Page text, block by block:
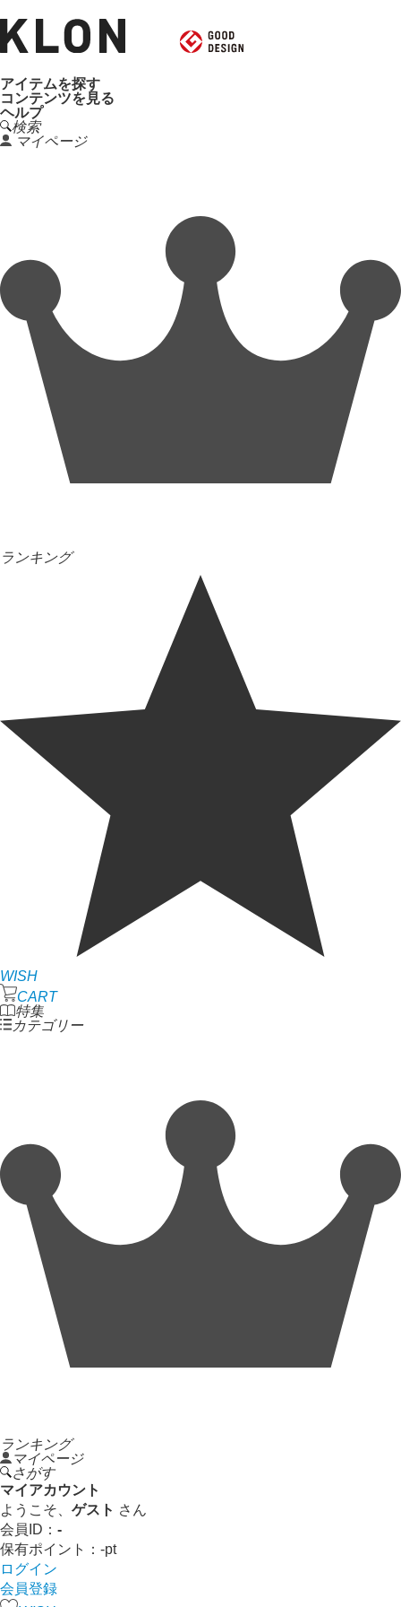
アイテムを探す
コンテンツを見る
ヘルプ
検索
マイページ
ランキング
WISH
CART
特集
カテゴリー
ランキング
マイページ
さがす
マイアカウント
ようこそ、 ゲスト さん
会員ID： -
保有ポイント： -pt
ログイン
会員登録